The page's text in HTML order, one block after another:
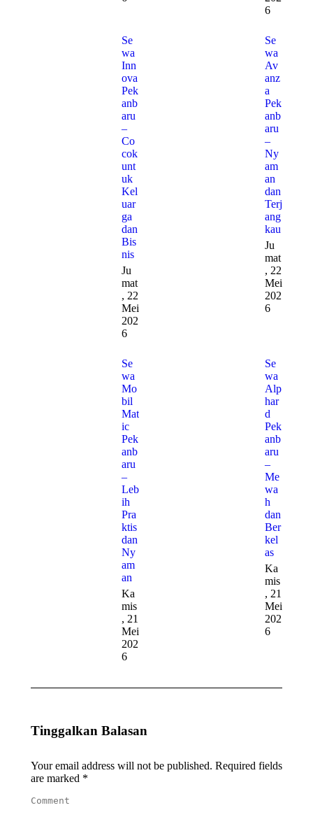
6
Se
wa
Inn
ova
Pek
anb
aru
–
Co
cok
unt
uk
Kel
uar
ga
dan
Bis
nis
Ju
mat
, 22
Mei
202
6
Se
wa
Av
anz
a
Pek
anb
aru
–
Ny
am
an
dan
Terj
ang
kau
Ju
mat
, 22
Mei
202
6
Se
wa
Mo
bil
Mat
ic
Pek
anb
aru
–
Leb
ih
Pra
ktis
dan
Ny
am
an
Ka
mis
, 21
Mei
202
6
Se
wa
Alp
har
d
Pek
anb
aru
–
Me
wa
h
dan
Ber
kel
as
Ka
mis
, 21
Mei
202
6
Tinggalkan Balasan
Your email address will not be published. Required fields
are marked *
Comment